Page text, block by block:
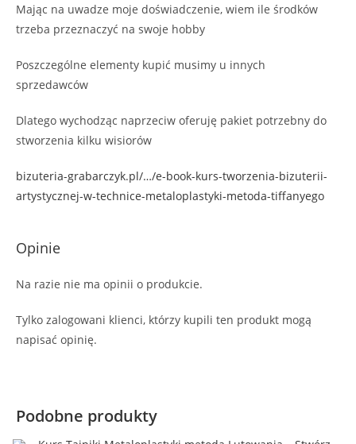
Mając na uwadze moje doświadczenie, wiem ile środków
trzeba przeznaczyć na swoje hobby
Poszczególne elementy kupić musimy u innych
sprzedawców
Dlatego wychodząc naprzeciw oferuję pakiet potrzebny do
stworzenia kilku wisiorów
bizuteria-grabarczyk.pl/…/e-book-kurs-tworzenia-bizuterii-
artystycznej-w-technice-metaloplastyki-metoda-tiffanyego
Opinie
Na razie nie ma opinii o produkcie.
Tylko zalogowani klienci, którzy kupili ten produkt mogą
napisać opinię.
Podobne produkty